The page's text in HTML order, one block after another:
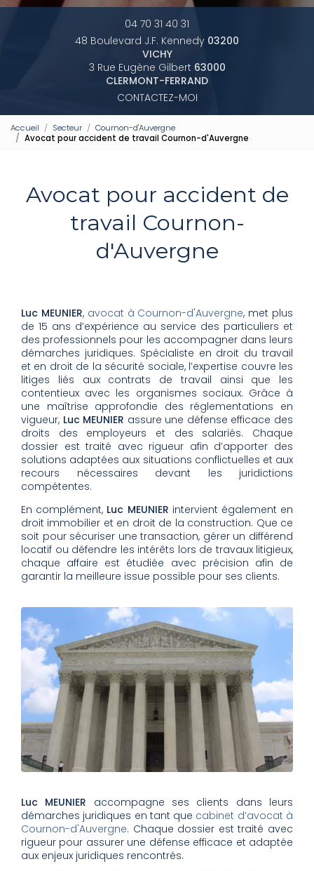
04 70 31 40 31
48 Boulevard J.F. Kennedy 03200
VICHY
3 Rue Eugène Gilbert 63000
CLERMONT-FERRAND
CONTACTEZ-MOI
Accueil Secteur
Cournon-d'Auvergne
Avocat pour accident de travail Cournon-d'Auvergne
Avocat pour accident de
travail Cournon-
d'Auvergne
Luc MEUNIER, avocat à Cournon-d'Auvergne, met plus
de 15 ans d’expérience au service des particuliers et
des professionnels pour les accompagner dans leurs
démarches juridiques. Spécialiste en droit du travail
et en droit de la sécurité sociale, l’expertise couvre les
litiges liés aux contrats de travail ainsi que les
contentieux avec les organismes sociaux. Grâce à
une maîtrise approfondie des réglementations en
vigueur, Luc MEUNIER assure une défense efficace des
droits des employeurs et des salariés. Chaque
dossier est traité avec rigueur afin d’apporter des
solutions adaptées aux situations conflictuelles et aux
recours nécessaires devant les juridictions
compétentes.
En complément, Luc MEUNIER intervient également en
droit immobilier et en droit de la construction. Que ce
soit pour sécuriser une transaction, gérer un différend
locatif ou défendre les intérêts lors de travaux litigieux,
chaque affaire est étudiée avec précision afin de
garantir la meilleure issue possible pour ses clients.
Luc MEUNIER accompagne ses clients dans leurs
démarches juridiques en tant que cabinet d’avocat à
Cournon-d'Auvergne. Chaque dossier est traité avec
rigueur pour assurer une défense efficace et adaptée
aux enjeux juridiques rencontrés.